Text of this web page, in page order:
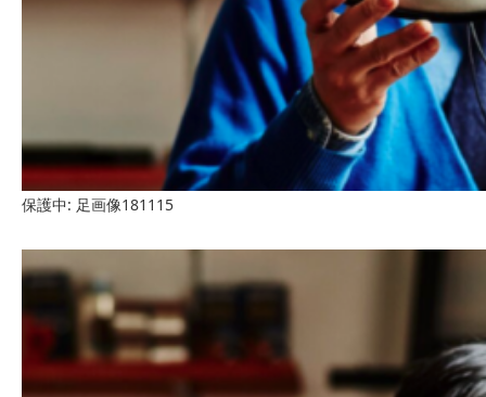
保護中: 足画像181115